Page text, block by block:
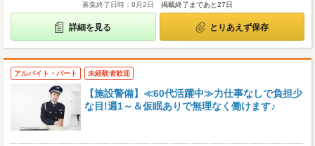
募集終了日時：9月2日 掲載終了まであと27日
詳細を見る とりあえず保存
アルバイト・パート 未経験者歓迎
【施設警備】≪60代活躍中≫力仕事なしで負担少
な目!週1～＆仮眠ありで無理なく働けます♪